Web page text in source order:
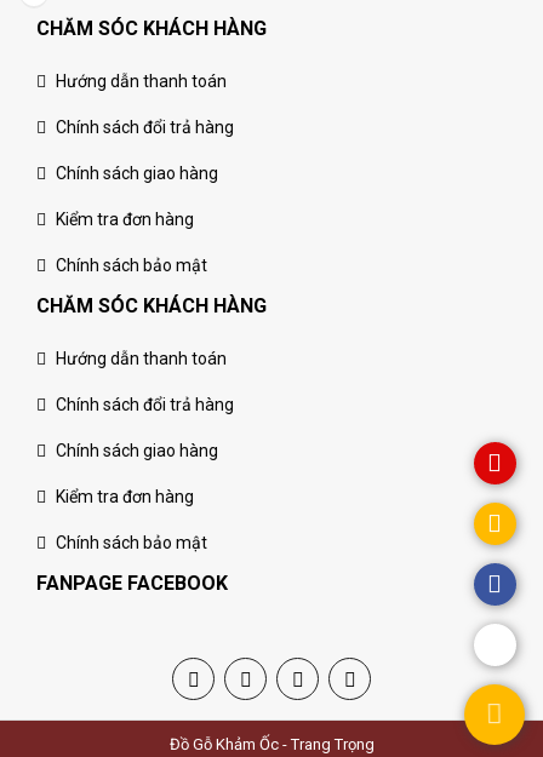
CHĂM SÓC KHÁCH HÀNG
Hướng dẫn thanh toán
Chính sách đổi trả hàng
Chính sách giao hàng
Kiểm tra đơn hàng
Chính sách bảo mật
CHĂM SÓC KHÁCH HÀNG
Hướng dẫn thanh toán
Chính sách đổi trả hàng
Chính sách giao hàng
Kiểm tra đơn hàng
Chính sách bảo mật
FANPAGE FACEBOOK
Đồ Gỗ Khảm Ốc - Trang Trọng